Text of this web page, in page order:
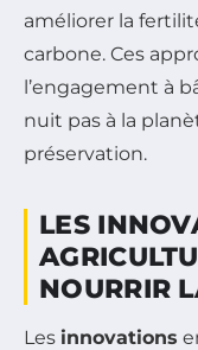
améliorer la
carbone. Ces
l’engagement à
nuit pas à la
préservation.
LES
NOURRIR
Les innovations